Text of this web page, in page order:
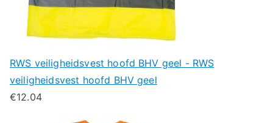
RWS veiligheidsvest hoofd BHV geel - RWS
veiligheidsvest hoofd BHV geel
€12.04